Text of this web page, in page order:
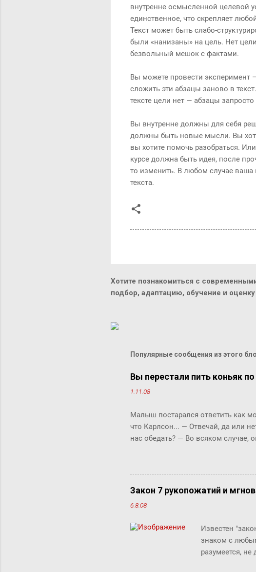
внутренне осмысленной целевой
единственное, что скрепляет
Текст может быть слабо-
были «нанизаны» на цель. Нет
безвольный мешок с фактами.
Вы можете провести эксперимент
сложить эти абзацы заново в
тексте цели нет — абзацы
Вы внутренне должны для себя
должны быть новые мысли. Вы
вы хотите помочь разобраться.
курсе должна быть идея, после
то изменить. В любом случае ваша
текста.
Хотите познакомиться с
подбор, адаптацию, обучение и
Популярные сообщения из этого
Вы перестали пить коньяк
1.11.08
Малыш постарался ответить как
что Карлсон... ― Отвечай, да или
нас обедать? ― Во всяком случае,
ответить «да» или «нет», по-
задам тебе простой вопрос, и ты
отвечай ― да или нет? У фрекен
что-то сказать, но не могла
свой вопрос: ты перестала пить
Закон 7 рукопожатий и
6.8.08
Известен
знаком с
разумеется,